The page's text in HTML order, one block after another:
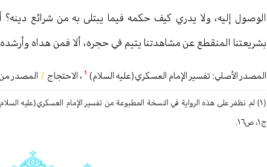
الوصول إليه، ولا يدري كيف حكمه فيما يبتلى به من شرائع دينه؟
بشريعتنا المنقطع عن مشاهدتنا يتيم في حجره، ألا فمن هداه وأرشده
المصدر الأصلي: تفسير الإمام العسكري(عليه السلام) ١ ، الاحتجاج / المصدر من
(١) لم نظفر علی هذه الروایة في النسخة المطبوعة من تفسیر الإمام العسكري(عليه
ج١، ص١٦.